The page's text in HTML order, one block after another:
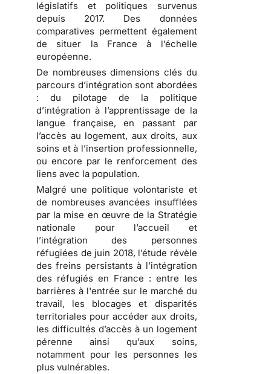
législatifs et politiques survenus
depuis 2017. Des données
comparatives permettent également
de situer la France à l’échelle
européenne.
De nombreuses dimensions clés du
parcours d’intégration sont abordées
: du pilotage de la politique
d’intégration à l’apprentissage de la
langue française, en passant par
l’accès au logement, aux droits, aux
soins et à l’insertion professionnelle,
ou encore par le renforcement des
liens avec la population.
Malgré une politique volontariste et
de nombreuses avancées insufflées
par la mise en œuvre de la Stratégie
nationale pour l’accueil et
l’intégration des personnes
réfugiées de juin 2018, l’étude révèle
des freins persistants à l’intégration
des réfugiés en France : entre les
barrières à l'entrée sur le marché du
travail, les blocages et disparités
territoriales pour accéder aux droits,
les difficultés d’accès à un logement
pérenne ainsi qu’aux soins,
notamment pour les personnes les
plus vulnérables.